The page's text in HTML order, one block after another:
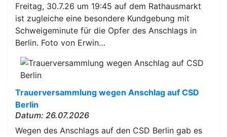
Freitag, 30.7.26 um 19:45 auf dem Rathausmarkt
ist zugleiche eine besondere Kundgebung mit
Schweigeminute für die Opfer des Anschlags in
Berlin. Foto von Erwin…
Trauerversammlung wegen Anschlag auf CSD
Berlin
Datum: 26.07.2026
Wegen des Anschlags auf den CSD Berlin gab es